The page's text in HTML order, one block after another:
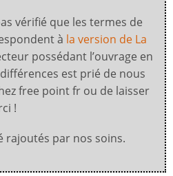
vérifié que les termes de
à la version de La
possédant l’ouvrage en
est prié de nous
free point fr ou de laisser
!
rajoutés par nos soins.